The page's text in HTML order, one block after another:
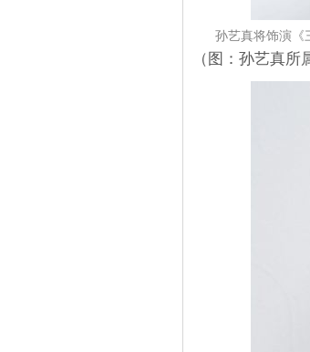
孙艺真将饰演《
（图：孙艺真所